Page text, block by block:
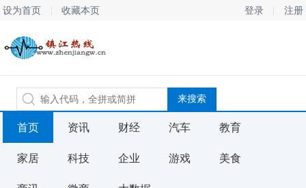
设为首页 收藏本页 登录 注册
首页 资讯 财经 汽车 教育
家居 科技 企业 游戏 美食